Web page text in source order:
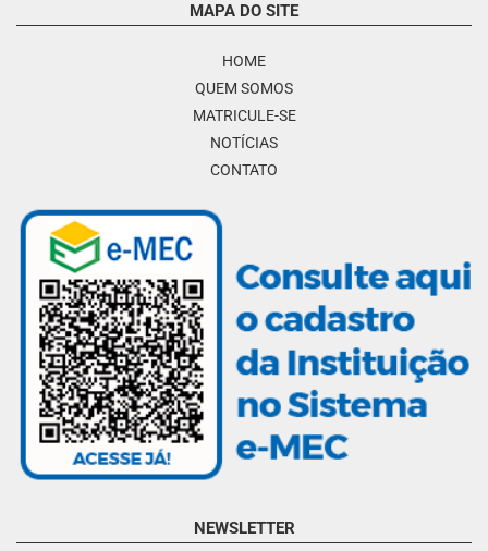
MAPA DO SITE
HOME
QUEM SOMOS
MATRICULE-SE
NOTÍCIAS
CONTATO
NEWSLETTER